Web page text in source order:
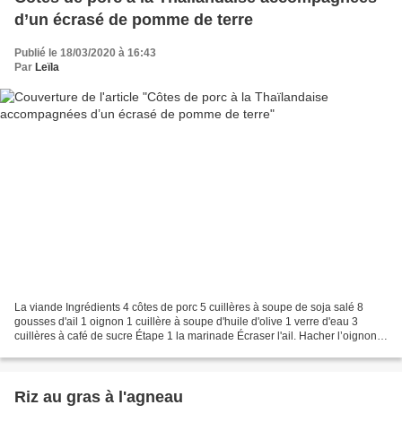
d’un écrasé de pomme de terre
Publié le 18/03/2020 à 16:43
Par Leïla
La viande Ingrédients 4 côtes de porc 5 cuillères à soupe de soja salé 8
gousses d'ail 1 oignon 1 cuillère à soupe d'huile d'olive 1 verre d'eau 3
cuillères à café de sucre Étape 1 la marinade Écraser l'ail. Hacher l’oignon.
Riz au gras à l'agneau